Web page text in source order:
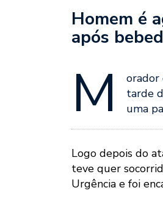
Homem é
após
M
orador
tarde
uma
Logo depois do
teve quer
Urgência e foi